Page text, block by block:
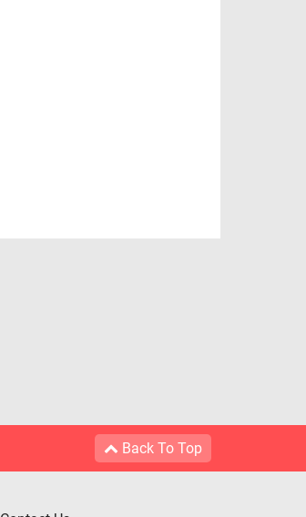
Back To Top